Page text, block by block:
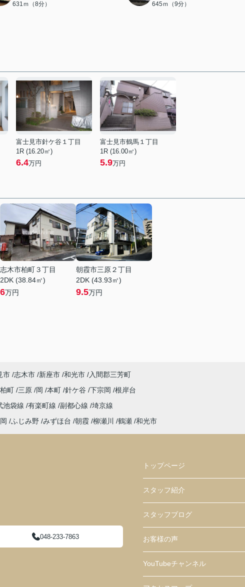
631ｍ（8分） 645ｍ（9分）
富士見市針ケ谷１丁目
1R (16.20㎡)
6.4万円
富士見市鶴馬１丁目
1R (16.00㎡)
5.9万円
志木市柏町３丁目
2DK (38.84㎡)
6万円
朝霞市三原２丁目
2DK (43.93㎡)
9.5万円
市 志木市 新座市 和光市
入間郡三芳町
柏町 三原 岡 本町 針ケ谷 下宗岡
根岸台
池袋線 有楽町線 副都心線 埼京線
ふじみ野 みずほ台 朝霞 柳瀬川 鶴瀬 和光市
048-233-7863
トップページ
スタッフ紹介
スタッフブログ
お客様の声
YouTubeチャンネル